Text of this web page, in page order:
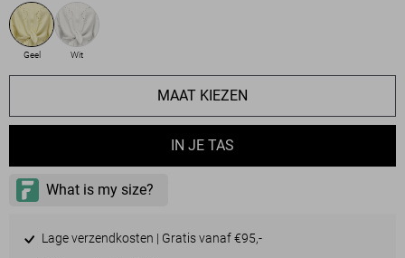
Geel Wit
MAAT KIEZEN
IN JE TAS
Lage verzendkosten | Gratis vanaf €95,-